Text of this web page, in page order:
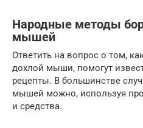
Народные методы
мышей
Ответить на вопрос о том,
дохлой мыши, помогут
рецепты. В большинстве
мышей можно, используя
и средства.